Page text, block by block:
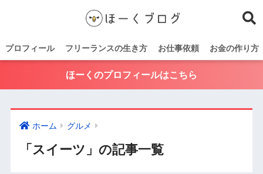
プロフィール フリーランスの生き方 お仕事依頼 お金の作り方
ほーくのプロフィールはこちら
ホーム グルメ
「スイーツ」の記事一覧